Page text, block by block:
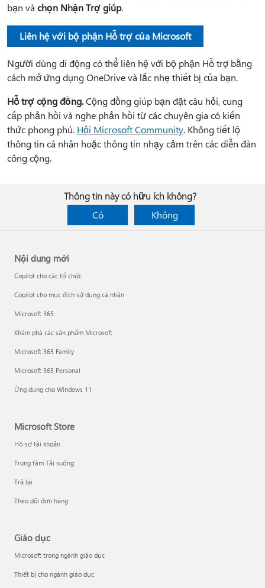
bạn và chọn Nhận Trợ giúp.
Liên hệ với bộ phận Hỗ trợ của Microsoft
Người dùng di động có thể liên hệ với bộ phận Hỗ trợ bằng
cách mở ứng dụng OneDrive và lắc nhẹ thiết bị của bạn.
Hỗ trợ cộng đồng.Cộng đồng giúp bạn đặt câu hỏi, cung
cấp phản hồi và nghe phản hồi từ các chuyên gia có kiến
thức phong phú. Hỏi Microsoft Community. Không tiết lộ
thông tin cá nhân hoặc thông tin nhạy cảm trên các diễn đàn
công cộng.
Thông tin này có hữu ích không?
Có
Không
Nội dung mới
Copilot cho các tổ chức
Copilot cho mục đích sử dụng cá nhân
Microsoft 365
Khám phá các sản phẩm Microsoft
Microsoft 365 Family
Microsoft 365 Personal
Ứng dụng cho Windows 11
Microsoft Store
Hồ sơ tài khoản
Trung tâm Tải xuống
Trả lại
Theo dõi đơn hàng
Giáo dục
Microsoft trong ngành giáo dục
Thiết bị cho ngành giáo dục